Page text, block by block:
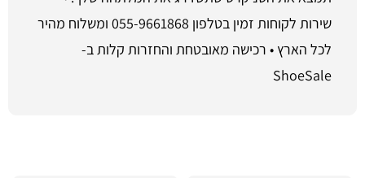
שירות לקוחות זמין בטלפון 055-9661868 ומשלוח מהיר
לכל הארץ • רכישה מאובטחת והחזרות קלות ב-
ShoeSale